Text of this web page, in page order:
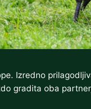
Izredno
gradita oba